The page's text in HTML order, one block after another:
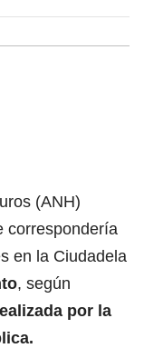
(ANH)
correspondería
en la Ciudadela
, según
por la